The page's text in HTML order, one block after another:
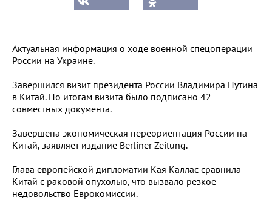
Актуальная информация о ходе военной спецоперации
России на Украине.
Завершился визит президента России Владимира Путина
в Китай. По итогам визита было подписано 42
совместных документа.
Завершена экономическая переориентация России на
Китай, заявляет издание Berliner Zeitung.
Глава европейской дипломатии Кая Каллас сравнила
Китай с раковой опухолью, что вызвало резкое
недовольство Еврокомиссии.